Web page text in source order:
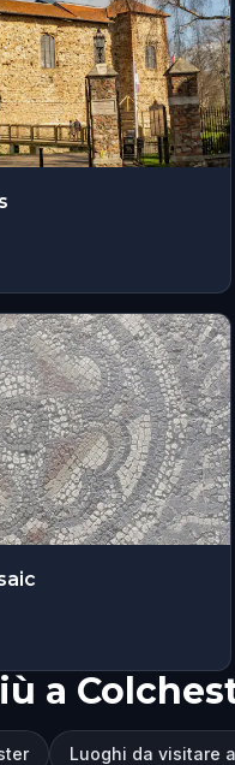
a
Luoghi da visitare